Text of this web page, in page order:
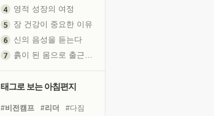
영적 성장의 여정
장 건강이 중요한 이유
신의 음성을 듣는다
흙이 된 몸으로 출근하는 여자
태그로 보는 아침편지
#비전캠프 #리더
#다짐